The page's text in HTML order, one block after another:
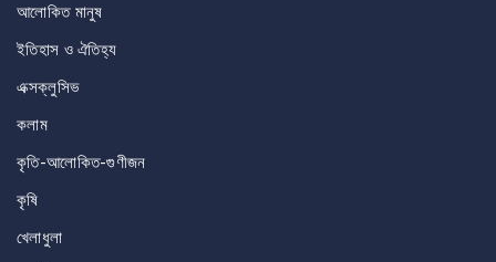
আলোকিত মানুষ
ইতিহাস ও ঐতিহ্য
এক্সক্লুসিভ
কলাম
কৃতি-আলোকিত-গুণীজন
কৃষি
খেলাধুলা